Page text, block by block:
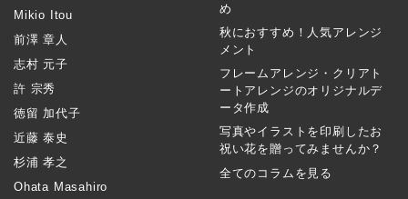
Mikio Itou
前澤 章人
志村 元子
許 宗秀
徳留 加代子
近藤 泰史
杉浦 孝之
Ohata Masahiro
め
秋におすすめ！人気アレンジ
メント
フレームアレンジ・クリアト
ートアレンジのオリジナルデ
ータ作成
写真やイラストを印刷したお
祝い花を贈ってみませんか？
全てのコラムを見る